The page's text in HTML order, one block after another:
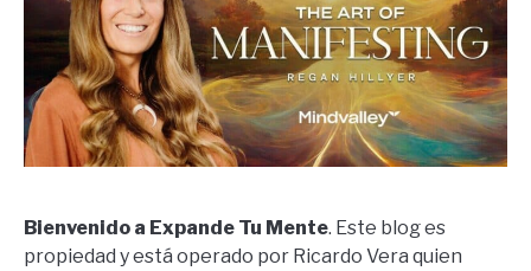
Bienvenido a Expande Tu Mente. Este blog es
propiedad y está operado por Ricardo Vera quien